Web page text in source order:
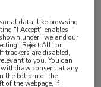
zijn
data, like browsing
"I Accept" enables
under "we and our
"Reject All" or
are disabled,
to you. You can
withdraw consent at any
the bottom of the
of the webpage, if